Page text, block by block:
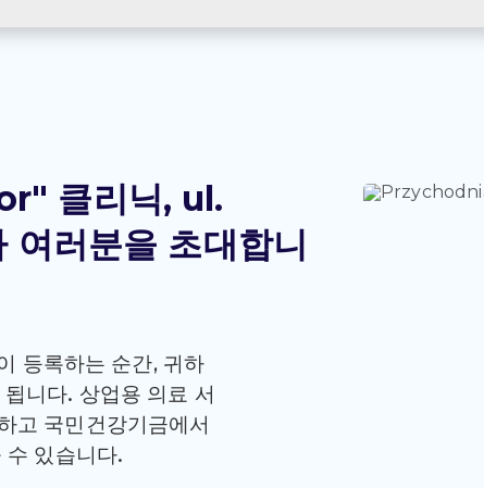
클리닉, ul.
러분을 초대합니
등록하는 순간, 귀하
니다. 상업용 의료 서
고 국민건강기금에서
수 있습니다.